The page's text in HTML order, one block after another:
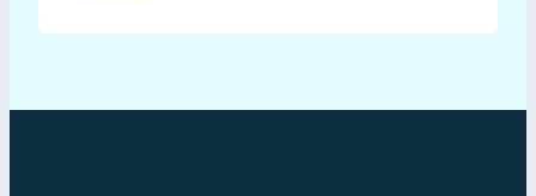
mit mir zu trinken?“ und den
du in dieser Episode. Inhalte: Link aus